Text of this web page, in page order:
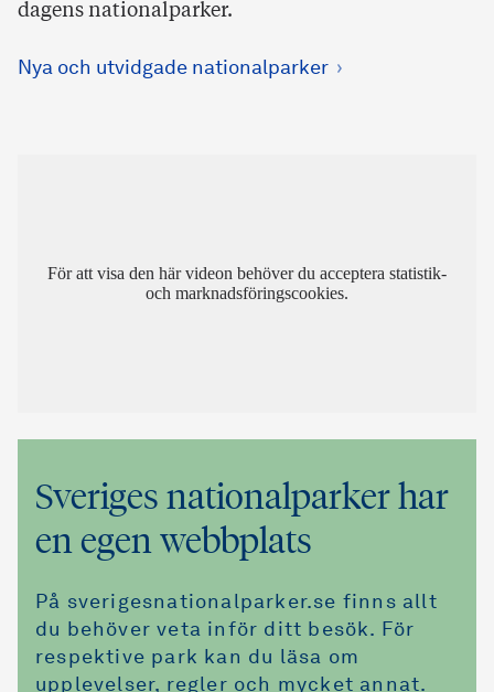
dagens nationalparker.
Nya och utvidgade nationalparker
För att visa den här videon behöver du acceptera statistik-
och marknadsföringscookies.
Sveriges nationalparker har
en egen webbplats
På sverigesnationalparker.se finns allt
du behöver veta inför ditt besök. För
respektive park kan du läsa om
upplevelser, regler och mycket annat.